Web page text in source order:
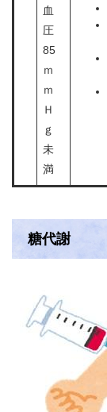
血
圧
85
ｍ
ｍ
Ｈ
ｇ
未
満
糖代謝